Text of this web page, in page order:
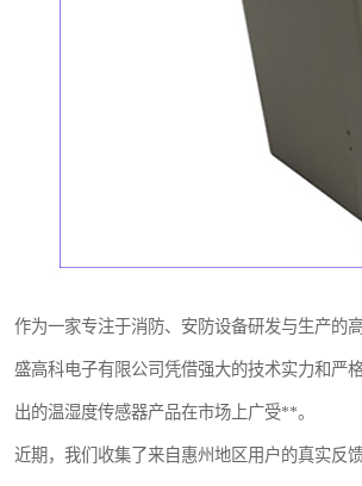
作为一家专注于消防、安防设备研发与生产的
盛高科电子有限公司凭借强大的技术实力和严
出的温湿度传感器产品在市场上广受**。
近期，我们收集了来自惠州地区用户的真实反